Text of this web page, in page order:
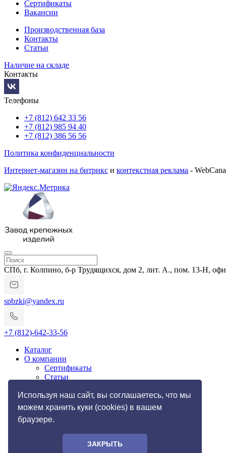
Используя наш сайт, вы соглашаетесь, что мы
можем хранить куки (cookies) в вашем
браузере.
ЗАКРЫТЬ
Сертификаты
Вакансии
Производственная база
Контакты
Статьи
Наличие на складе
Контакты
Телефоны
+7 (812) 642 33 56
+7 (812) 985 94 40
+7 (812) 386 56 56
Политика конфиденциальности
Интернет-магазин на битрикс и контекстная реклама -
СПб, г. Колпино, б-р Трудящихся, дом 2, лит. А., пом. 13-Н,
spbzki@yandex.ru
+7 (812)-642-33-56
Каталог
О компании
Сертификаты
Статьи
Импортозамещение
Услуги
Резьбонакатные работы
Токарные работы по металлу